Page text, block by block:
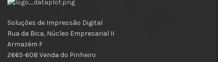
Soluções de Impressão Digital
Rua da Bica, Núcleo Empresarial II
Armazém F
2665-608 Venda do Pinheiro